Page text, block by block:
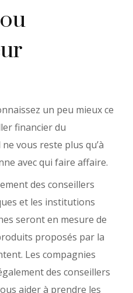
un peu mieux ce
financier du
vous reste plus qu’à
avec qui faire affaire.
des conseillers
et les institutions
seront en mesure de
proposés par la
Les compagnies
des conseillers
aider à prendre les